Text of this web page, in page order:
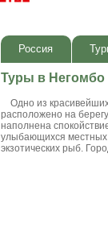
Россия
Туры в Негомбо
Одно из
расположено на
наполнена
улыбающихся местных
экзотических рыб.